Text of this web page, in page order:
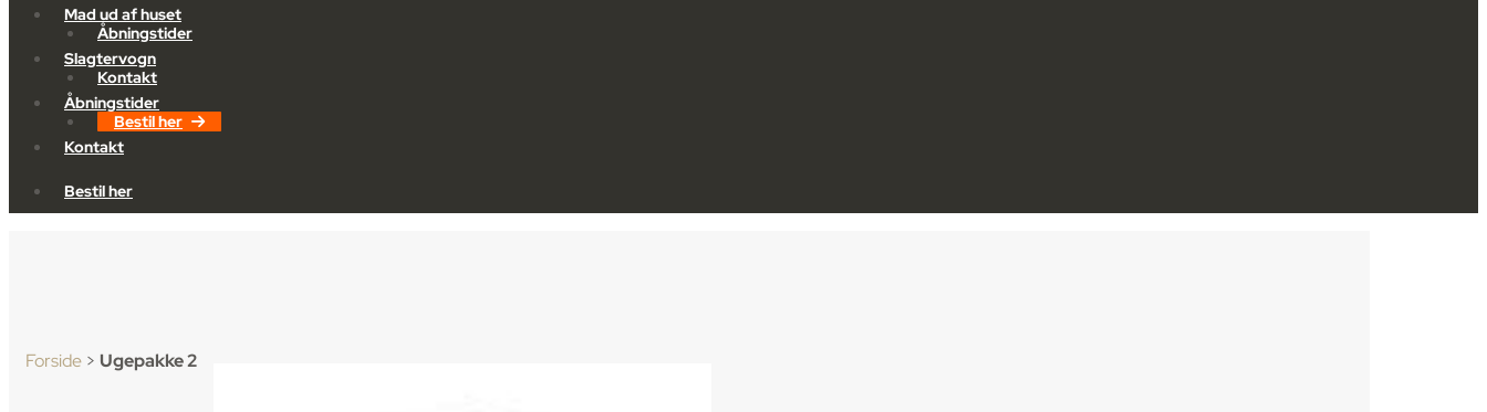
Åbningstider
Kontakt
Bestil her
Mad ud af huset
Slagtervogn
Åbningstider
Kontakt
Bestil her
Forside > Ugepakke 2